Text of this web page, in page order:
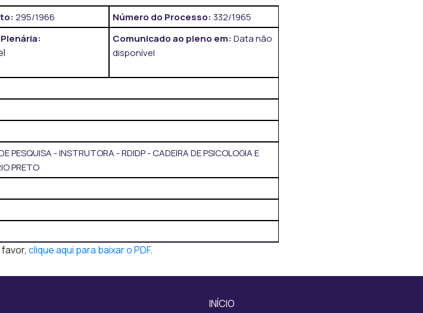
295/1966 Número do Processo: 332/1965
Comunicado ao pleno em: Data não
disponível
PESQUISA - INSTRUTORA - RDIDP - CADEIRA DE PSICOLOGIA E
PRETO
clique aqui para baixar o PDF.
INÍCIO